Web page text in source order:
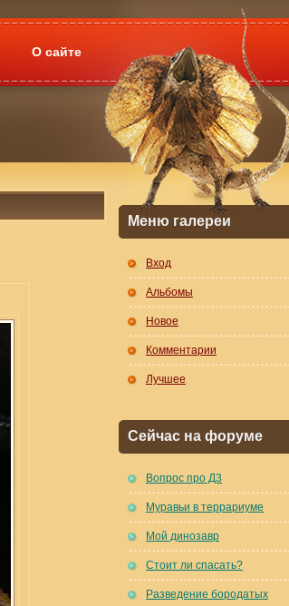
О сайте
Меню галереи
Вход
Альбомы
Новое
Комментарии
Лучшее
Сейчас на форуме
Вопрос про Д3
Муравьи в террариуме
Мой динозавр
Стоит ли спасать?
Разведение бородатых